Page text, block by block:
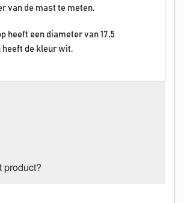
van de mast te meten.
heeft een diameter van 17,5
heeft de kleur wit.
product?